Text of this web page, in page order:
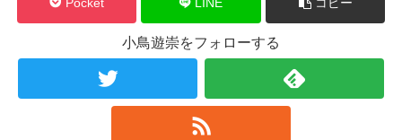
小鳥遊崇をフォローする